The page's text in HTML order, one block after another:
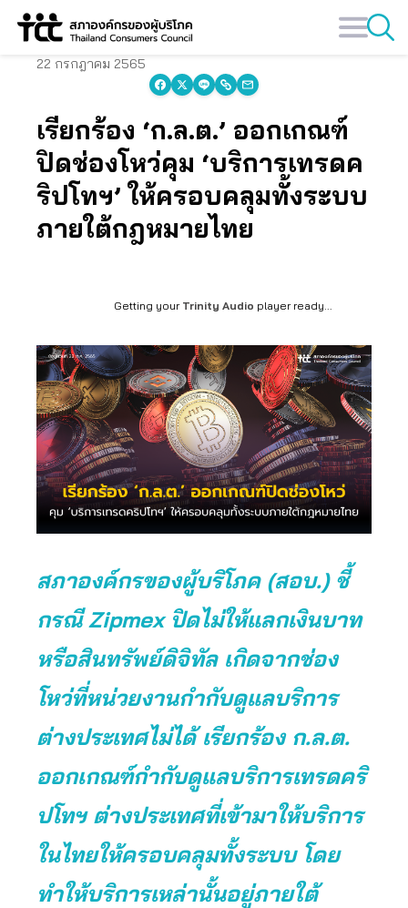
Skip
22 กรกฎาคม 2565
เรียกร้อง ‘ก.ล.ต.’ ออกเกณฑ์
ปิดช่องโหว่คุม ‘บริการเทรดค
ริปโทฯ’ ให้ครอบคลุมทั้งระบบ
ภายใต้กฎหมายไทย
Getting your Trinity Audio player ready...
สภาองค์กรของผู้บริโภค (สอบ.) ชี้
กรณี Zipmex ปิดไม่ให้แลกเงินบาท
หรือสินทรัพย์ดิจิทัล เกิดจากช่อง
โหว่ที่หน่วยงานกำกับดูแลบริการ
ต่างประเทศไม่ได้ เรียกร้อง ก.ล.ต.
ออกเกณฑ์กำกับดูแลบริการเทรดคริ
ปโทฯ ต่างประเทศที่เข้ามาให้บริการ
ในไทยให้ครอบคลุมทั้งระบบ โดย
ทำให้บริการเหล่านั้นอยู่ภายใต้